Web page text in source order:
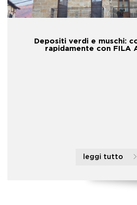
Depositi verdi e muschi:
rapidamente con FILA
leggi tutto